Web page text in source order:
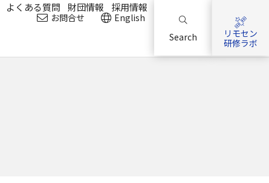
お問合せ English
よくある質問 財団情報 採用情報
Search
リモセン
研修ラボ